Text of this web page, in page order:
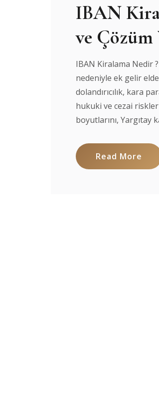
IBAN
ve Çözüm
IBAN Kiralama Nedir
nedeniyle ek gelir
dolandırıcılık, kara
hukuki ve cezai
boyutlarını, Yargıtay
Read More